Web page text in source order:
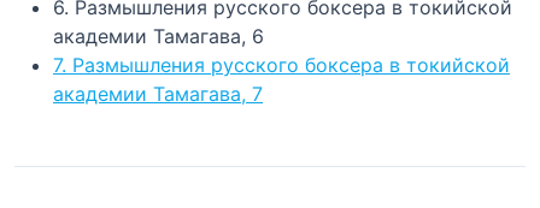
6. Размышления русского боксера в токийской
академии Тамагава, 6
7. Размышления русского боксера в токийской
академии Тамагава, 7